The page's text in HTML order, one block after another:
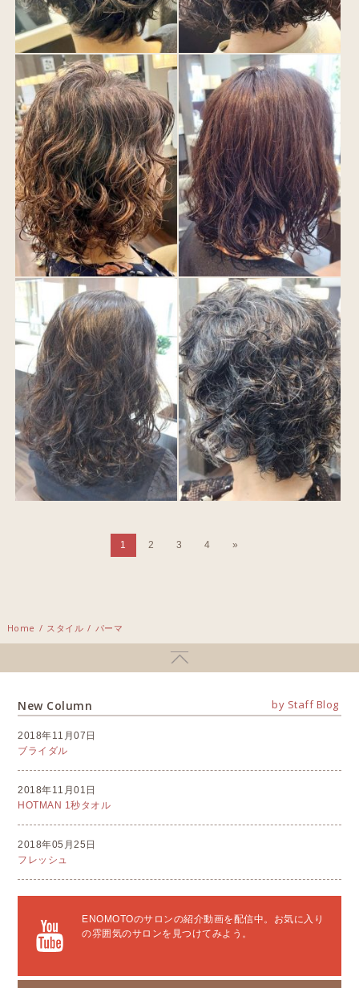
1 2 3 4 »
Home / スタイル / パーマ
New Column
2018年11月07日
ブライダル
2018年11月01日
HOTMAN 1秒タオル
2018年05月25日
フレッシュ
by Staff Blog
ENOMOTOのサロンの紹介動画を配信中。お気に入り
の雰囲気のサロンを見つけてみよう。